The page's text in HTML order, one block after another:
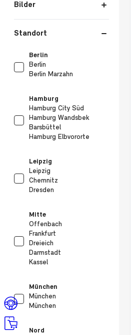
Bilder
Standort
Standort
Berlin
Berlin
Berlin Marzahn
Hamburg
Hamburg City Süd
Hamburg Wandsbek
Barsbüttel
Hamburg Elbvororte
Leipzig
Leipzig
Chemnitz
Dresden
Mitte
Offenbach
Frankfurt
Dreieich
Darmstadt
Kassel
München
München
München
Nord